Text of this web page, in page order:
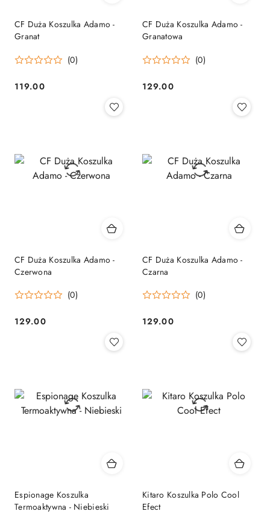
CF Duża Koszulka Adamo -
Granat
(0)
Cena:
119.00
CF Duża Koszulka Adamo -
Granatowa
(0)
Cena:
129.00
CF Duża Koszulka Adamo -
Czerwona
(0)
Cena:
129.00
CF Duża Koszulka Adamo -
Czarna
(0)
Cena:
129.00
Espionage Koszulka
Termoaktywna - Niebieski
Kitaro Koszulka Polo Cool
Efect